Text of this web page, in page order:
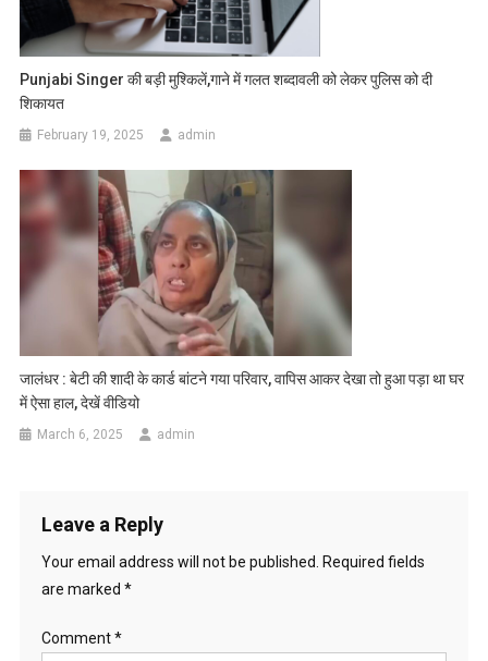
Punjabi Singer की बड़ी मुश्किलें,गाने में गलत शब्दावली को लेकर पुलिस को दी
शिकायत
February 19, 2025 admin
जालंधर : बेटी की शादी के कार्ड बांटने गया परिवार, वापिस आकर देखा तो हुआ पड़ा था घर
में ऐसा हाल, देखें वीडियो
March 6, 2025 admin
Leave a Reply
Your email address will not be published. Required fields
are marked *
Comment*